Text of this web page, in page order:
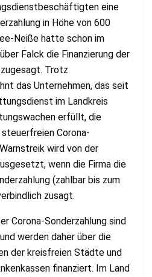
eine
in Höhe von 600
Neiße hatte schon im
Falck die Finanzierung der
Trotz
das Unternehmen, das seit
im Landkreis
erfüllt, die
Corona-
wird von der
wenn die Firma die
(zahlbar bis zum
zusagt.
Corona-Sonderzahlung sind
werden daher über die
der kreisfreien Städte und
finanziert. Im Land